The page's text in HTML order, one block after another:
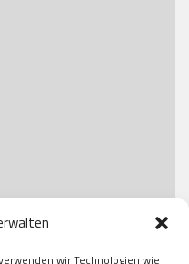
wir Technologien wie